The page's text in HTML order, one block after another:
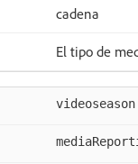
cadena
El tipo de
videoseason